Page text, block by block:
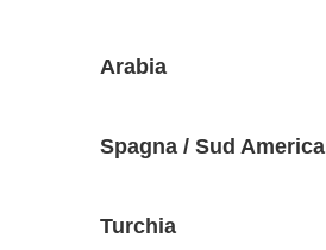
Arabia
Spagna / Sud America
Turchia